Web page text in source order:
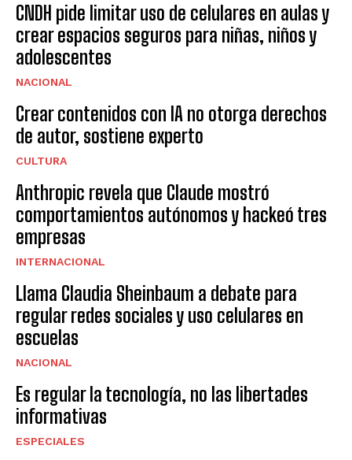
CNDH pide limitar uso de celulares en aulas y
crear espacios seguros para niñas, niños y
adolescentes
NACIONAL
Crear contenidos con IA no otorga derechos
de autor, sostiene experto
CULTURA
Anthropic revela que Claude mostró
comportamientos autónomos y hackeó tres
empresas
INTERNACIONAL
Llama Claudia Sheinbaum a debate para
regular redes sociales y uso celulares en
escuelas
NACIONAL
Es regular la tecnología, no las libertades
informativas
ESPECIALES